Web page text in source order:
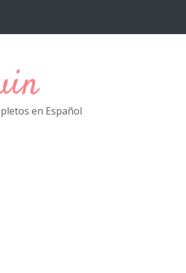
en Español